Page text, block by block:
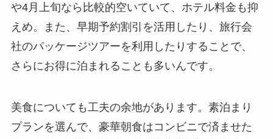
や4月上旬なら比較的空いていて、ホテル料金も抑
えめ。また、早期予約割引を活用したり、旅行会
社のパッケージツアーを利用したりすることで、
さらにお得に泊まれることも多いんです。
美食についても工夫の余地があります。素泊まり
プランを選んで、豪華朝食はコンビニで済ませた